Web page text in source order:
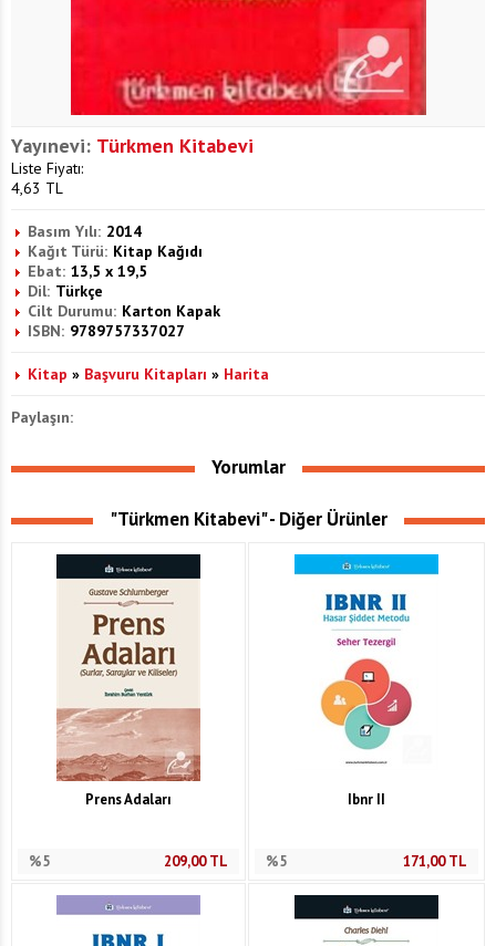
Yayınevi: Türkmen Kitabevi
Liste Fiyatı:
4,63 TL
Basım Yılı: 2014
Kağıt Türü: Kitap Kağıdı
Ebat: 13,5 x 19,5
Dil: Türkçe
Cilt Durumu: Karton Kapak
ISBN: 9789757337027
Kitap » Başvuru Kitapları » Harita
Paylaşın:
Yorumlar
"Türkmen Kitabevi" - Diğer Ürünler
Prens Adaları
%5 209,00TL
Ibnr II
%5 171,00TL